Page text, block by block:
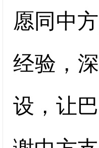
愿同中
经验，
设，让